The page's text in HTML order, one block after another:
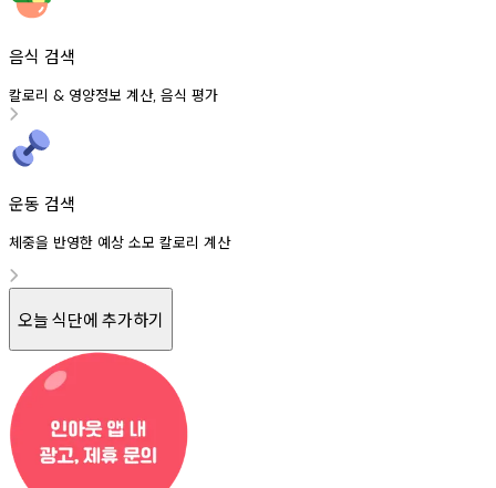
음식 검색
칼로리 & 영양정보 계산, 음식 평가
운동 검색
체중을 반영한 예상 소모 칼로리 계산
오늘 식단에 추가하기